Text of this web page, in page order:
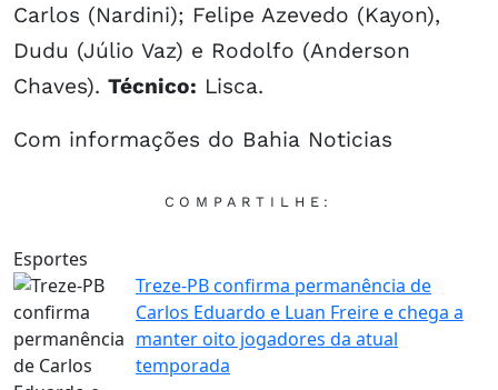
Carlos (Nardini); Felipe Azevedo (Kayon),
Dudu (Júlio Vaz) e Rodolfo (Anderson
Chaves). Técnico: Lisca.
Com informações do Bahia Noticias
COMPARTILHE:
Esportes
Treze-PB confirma permanência de
Carlos Eduardo e Luan Freire e chega a
manter oito jogadores da atual
temporada